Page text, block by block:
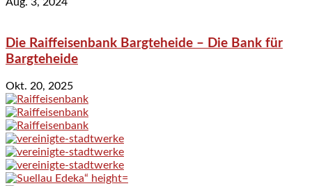
Die Raiffeisenbank Bargteheide – Die Bank für
Bargteheide
Okt. 20, 2025